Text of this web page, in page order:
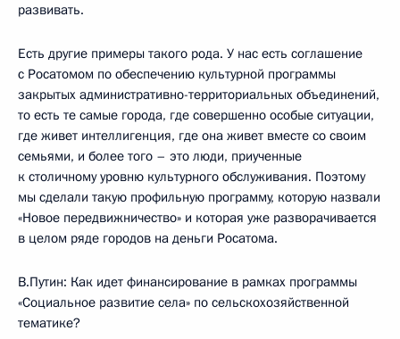
развивать.
Есть другие примеры такого рода. У нас есть соглашение
с Росатомом по обеспечению культурной программы
закрытых административно-территориальных объединений,
то есть те самые города, где совершенно особые ситуации,
где живет интеллигенция, где она живет вместе со своим
семьями, и более того – это люди, приученные
к столичному уровню культурного обслуживания. Поэтому
мы сделали такую профильную программу, которую назвали
«Новое передвижничество» и которая уже разворачивается
в целом ряде городов на деньги Росатома.
В.Путин: Как идет финансирование в рамках программы
«Социальное развитие села» по сельскохозяйственной
тематике?